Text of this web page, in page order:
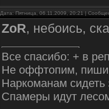
Дата: Пятница, 06.11.2009, 20:21 |
ZoR, небоись,
Все спасибо: + в
Не оффтопим,
Наркоманам сидеть
Спамеры идут